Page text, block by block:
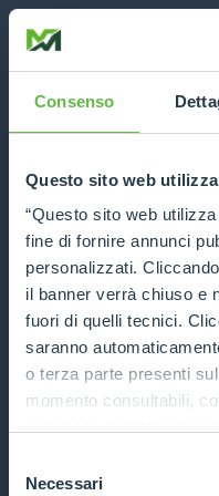
Consenso
Questo sito web
“Questo sito web
fine di fornire annunci
personalizzati.
il banner verrà chiuso e
fuori di quelli tecnici.
saranno
o terza parte presenti
momento consultabili,
ogni pagina, selezionare
delNecessari
Application error: a client-